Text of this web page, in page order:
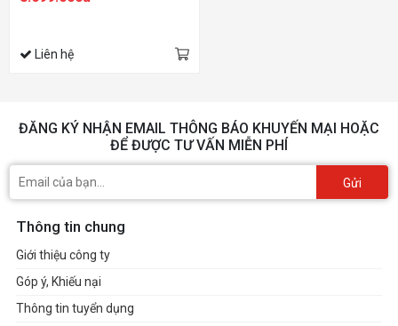
Liên hệ
ĐĂNG KÝ NHẬN EMAIL THÔNG BÁO KHUYẾN MẠI HOẶC
ĐỂ ĐƯỢC TƯ VẤN MIỄN PHÍ
Gửi
Thông tin chung
Giới thiệu công ty
Góp ý, Khiếu nại
Thông tin tuyển dụng